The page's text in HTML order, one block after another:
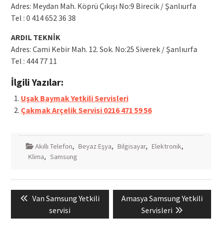
Adres: Meydan Mah. Köprü Çıkışı No:9 Birecik / Şanlıurfa
Tel : 0 414 652 36 38
ARDIL TEKNİK
Adres: Cami Kebir Mah. 12. Sok. No:25 Siverek / Şanlıurfa
Tel : 444 77 11
İlgili Yazılar:
Uşak Baymak Yetkili Servisleri
Çakmak Arçelik Servisi 0216 471 59 56
Akıllı Telefon, Beyaz Eşya, Bilgisayar, Elektronik,
Klima, Samsung
Yazı
gezinmesi
Previous
Van Samsung Yetkili
servisi
Next
Amasya Samsung Yetkili
Servisleri